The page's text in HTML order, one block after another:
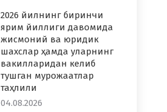
2026 йилнинг биринчи
ярим йиллиги давомида
жисмоний ва юридик
шахслар ҳамда уларнинг
вакилларидан келиб
тушган мурожаатлар
таҳлили
04.08.2026